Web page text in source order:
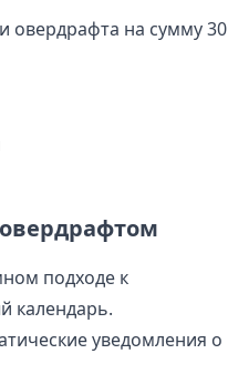
овердрафта на сумму 30
подходе к
календарь.
уведомления о